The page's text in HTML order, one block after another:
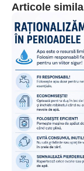
Articole
textul
textul
textul